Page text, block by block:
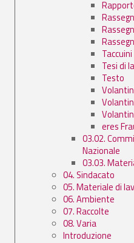
Taccuini
Tesi di
Testo
eres
03.02.
Nazionale
03.03.
04. Sindacato
05. Materiale di
06. Ambiente
07. Raccolte
08. Varia
Introduzione